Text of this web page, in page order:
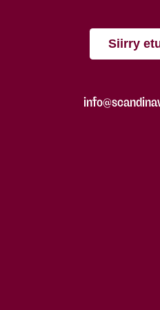
Siirry